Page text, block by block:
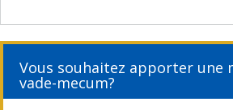
Vous souhaitez apporter une
vade-mecum?